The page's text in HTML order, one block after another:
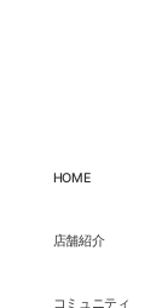
HOME
店舗紹介
コミュニティ